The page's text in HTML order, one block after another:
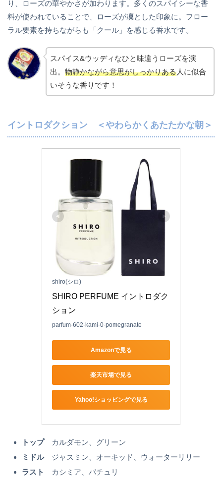
り、ローズの華やかさが加わります。多くのスパイシーな香
料が使われていることで、ローズが凜とした印象に。フロー
ラル要素を持ちながらも「クール」を感じる香水です。
スパイス&ウッディなひと味違うローズを演
出。 物静かながら意思がしっかりある人に似合
いそうな香りです！
イントロダクション ＜やわらかくあたたかな朝＞
shiro(シロ)
SHIRO PERFUME イントロダク
ション
parfum-602-kami-0-pomegranate
Amazonで見る
楽天市場で見る
Yahoo!ショッピングで見る
トップカルダモン、グリーン
ミドルジャスミン、オーキッド、ウォーターリリー
ラスト
カシミア、パチュリ